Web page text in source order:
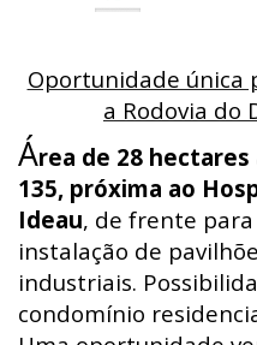
Oportunidade única
a Rodovia do
Área de 28 hectares
135, próxima ao
Ideau, de frente
instalação de
industriais.
condomínio